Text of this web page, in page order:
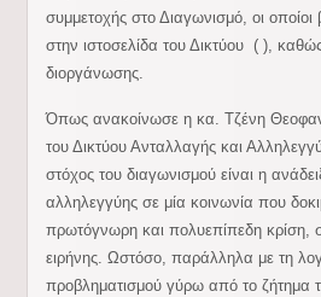
συμμετοχής στο Διαγωνισμό, οι οποίοι
στην ιστοσελίδα του Δικτύου ( ), καθώς
διοργάνωσης.
Όπως ανακοίνωσε η κα. Τζένη
του Δικτύου Ανταλλαγής και
στόχος του διαγωνισμού είναι η
αλληλεγγύης σε μία κοινωνία που
πρωτόγνωρη και πολυεπίπεδη κρίση,
ειρήνης. Ωστόσο, παράλληλα με τη
προβληματισμού γύρω από το ζήτημα